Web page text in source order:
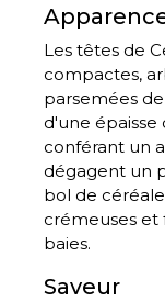
Les têtes de
compactes,
parsemées
d'une
conférant un
dégagent un
bol de
crémeuses et
baies.
Saveur